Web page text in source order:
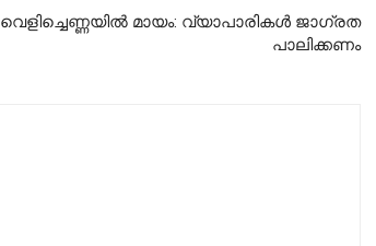
വെളിച്ചെണ്ണയില്‍ മായം: വ്യാപാരികള്‍ ജാഗ്രത
പാലിക്കണം